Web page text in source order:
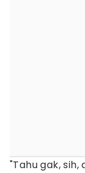
"Tahu gak,